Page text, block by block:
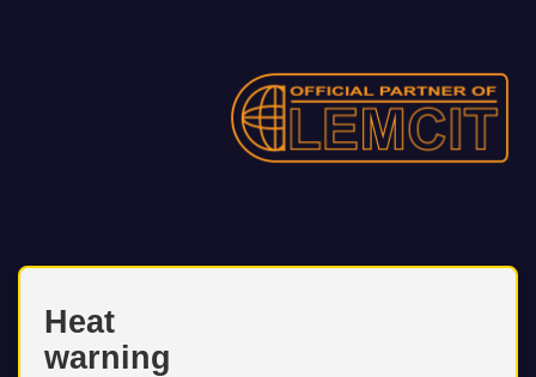
Heat
warning